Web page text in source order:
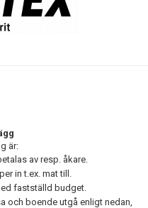
är:
av resp. åkare.
in t.ex. mat till.
fastställd budget.
och boende utgå enligt nedan,